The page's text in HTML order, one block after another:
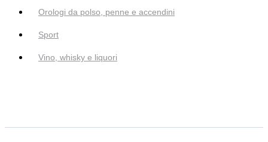
Orologi da polso, penne e accendini
Sport
Vino, whisky e liquori